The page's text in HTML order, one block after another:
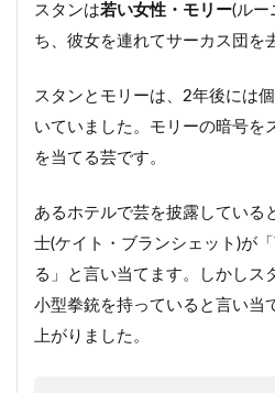
スタンは若い女性・モリー(ルー
ち、彼女を連れてサーカス団を
スタンとモリーは、2年後には
いていました。モリーの暗号を
を当てる芸です。
あるホテルで芸を披露している
士(ケイト・ブランシェット)が
る」と言い当てます。しかしス
小型拳銃を持っていると言い当
上がりました。